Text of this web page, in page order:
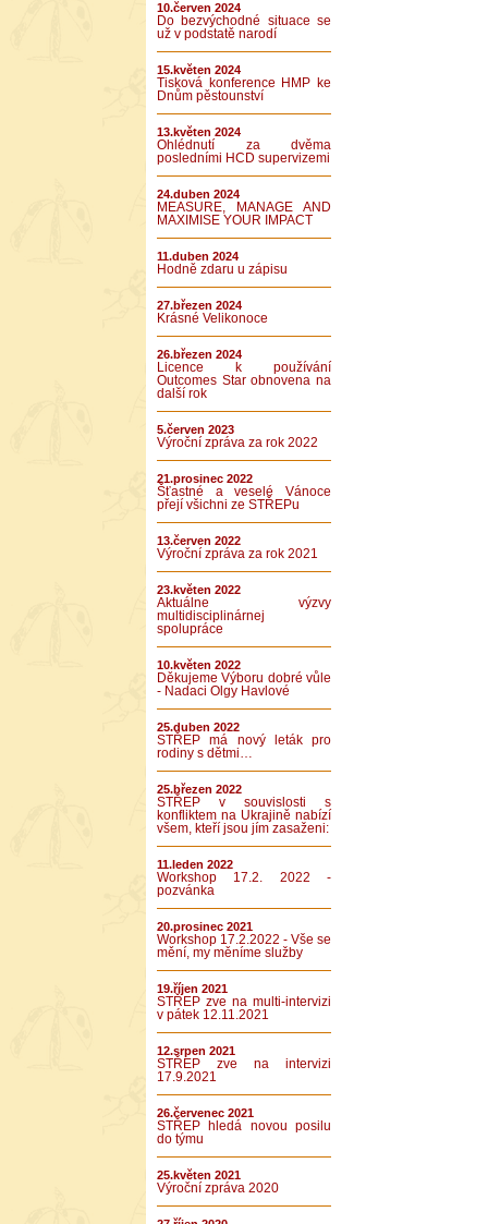
10.červen 2024
Do bezvýchodné situace se
už v podstatě narodí
15.květen 2024
Tisková konference HMP ke
Dnům pěstounství
13.květen 2024
Ohlédnutí za dvěma
posledními HCD supervizemi
24.duben 2024
MEASURE, MANAGE AND
MAXIMISE YOUR IMPACT
11.duben 2024
Hodně zdaru u zápisu
27.březen 2024
Krásné Velikonoce
26.březen 2024
Licence k používání
Outcomes Star obnovena na
další rok
5.červen 2023
Výroční zpráva za rok 2022
21.prosinec 2022
Šťastné a veselé Vánoce
přejí všichni ze STŘEPu
13.červen 2022
Výroční zpráva za rok 2021
23.květen 2022
Aktuálne výzvy
multidisciplinárnej
spolupráce
10.květen 2022
Děkujeme Výboru dobré vůle
- Nadaci Olgy Havlové
25.duben 2022
STŘEP má nový leták pro
rodiny s dětmi…
25.březen 2022
STŘEP v souvislosti s
konfliktem na Ukrajině nabízí
všem, kteří jsou jím zasaženi:
11.leden 2022
Workshop 17.2. 2022 -
pozvánka
20.prosinec 2021
Workshop 17.2.2022 - Vše se
mění, my měníme služby
19.říjen 2021
STŘEP zve na multi-intervizi
v pátek 12.11.2021
12.srpen 2021
STŘEP zve na intervizi
17.9.2021
26.červenec 2021
STŘEP hledá novou posilu
do týmu
25.květen 2021
Výroční zpráva 2020